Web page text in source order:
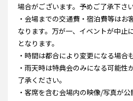
場合がございます。予めご了承下さい
・会場までの交通費・宿泊費等はお
なります。万が一、イベントが中止
となります。
・時間は都合により変更になる場合
・雨天時は特典会のみになる可能性
了承ください。
・客席を含む会場内の映像/写真が